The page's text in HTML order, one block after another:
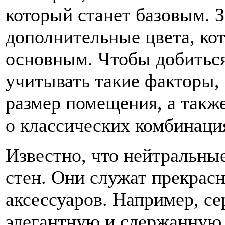
который станет базовым.
дополнительные цвета,
основным. Чтобы
учитывать такие
размер помещения, а
о классических
Известно, что
стен. Они служат
аксессуаров. Например,